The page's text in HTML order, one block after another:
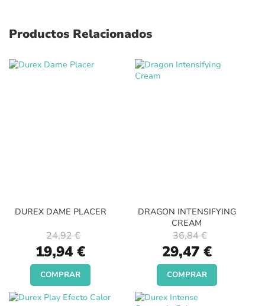
Productos Relacionados
DUREX DAME PLACER
Special
Price
19,94 €
24,92 €
COMPRAR
DRAGON INTENSIFYING
CREAM
Special
Price
29,47 €
36,84 €
COMPRAR